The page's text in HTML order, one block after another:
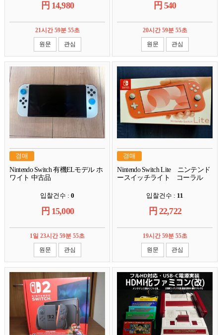
円 14,980
21시간 59분 54초
원문
관심
円540
20시간 59분 54초
원문
관심
경매
Nintendo Switch 有機ELモデル ホ
ワイト 中古品
입찰건수 :0
円 15,000
1일 23시간 59분 54초
원문
관심
경매
Nintendo Switch Lite ニンテンド
ースイッチライト コーラル
입찰건수 : 11
円22,722
19시간 59분 54초
원문
관심